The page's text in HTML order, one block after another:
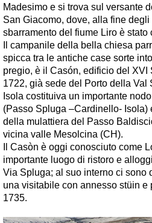
Madesimo e si trova sul versante
San Giacomo, dove, alla fine
sbarramento del fiume Liro è stato
Il campanile della bella chiesa
spicca tra le antiche case sorte
pregio, è il Casón, edificio del XVI
1722, già sede del Porto della Val
Isola costituiva un importante
(Passo Spluga –Cardinello- Isola)
della mulattiera del Passo
vicina valle Mesolcina (CH).
Casòn è oggi conosciuto come
importante luogo di ristoro e
Via Spluga; al suo interno ci sono
una visitabile con annesso stüin e
1735.